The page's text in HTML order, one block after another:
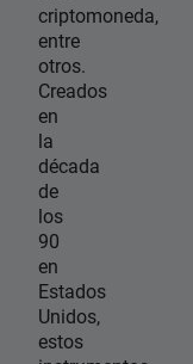
criptomoneda,
entre
otros.
Creados
en
la
década
de
los
90
en
Estados
Unidos,
estos